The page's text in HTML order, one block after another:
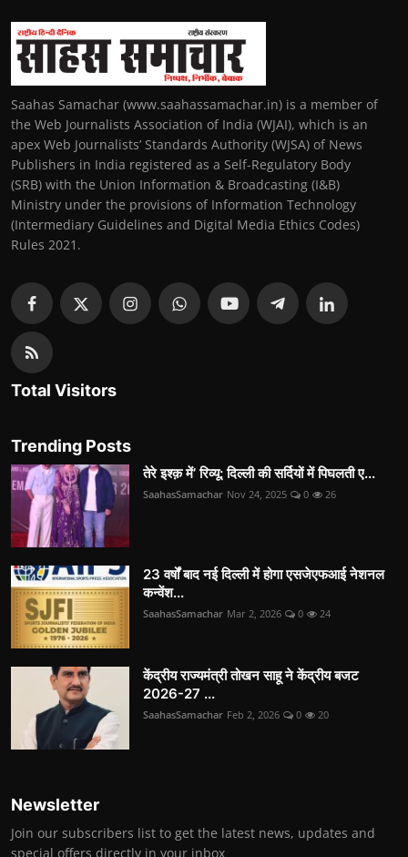
Saahas Samachar (www.saahassamachar.in) is a member of
the Web Journalists Association of India (WJAI), which is an
apex Web Journalists’ Standards Authority (WJSA) of News
Publishers in India registered as a Self-Regulatory Body
(SRB) with the Union Information & Broadcasting (I&B)
Ministry under the provisions of Information Technology
(Intermediary Guidelines and Digital Media Ethics Codes)
Rules 2021.
Total Visitors
Trending Posts
तेरे इश्क़ में’ रिव्यू: दिल्ली की सर्दियों में पिघलती ए...
SaahasSamachar Nov 24, 2025 0 26
23 वर्षों बाद नई दिल्ली में होगा एसजेएफआई नेशनल
कन्वेंश...
SaahasSamachar Mar 2, 2026 0 24
केंद्रीय राज्यमंत्री तोखन साहू ने केंद्रीय बजट
2026-27 ...
SaahasSamachar Feb 2, 2026 0 20
Newsletter
Join our subscribers list to get the latest news, updates and
special offers directly in your inbox